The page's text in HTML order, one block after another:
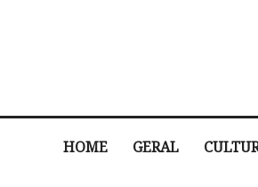
HOME GERAL